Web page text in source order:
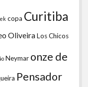
copa Curitiba
OliveiraLos Chicos
Neymar onze de
Pensador